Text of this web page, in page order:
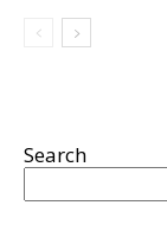
Search